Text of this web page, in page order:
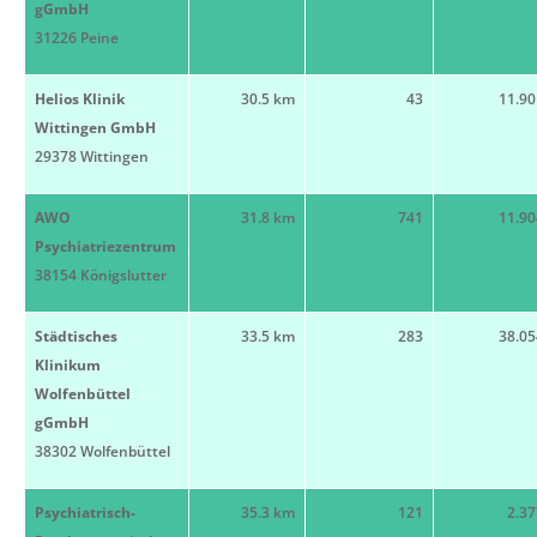
gGmbH
31226 Peine
Helios Klinik
Wittingen GmbH
29378 Wittingen
30.5 km 43
AWO
Psychiatriezentrum
38154 Königslutter
31.8 km 741
Städtisches
Klinikum
Wolfenbüttel
gGmbH
38302 Wolfenbüttel
33.5 km 283
Psychiatrisch-
35.3 km 121